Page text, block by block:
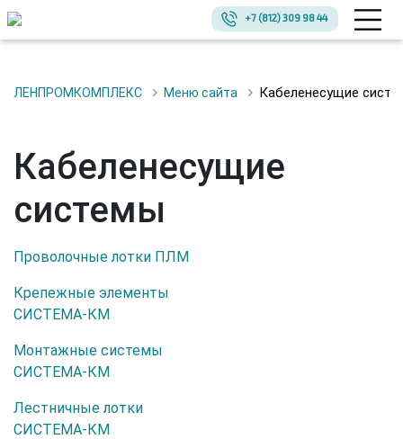
+7 (812) 309 98 44
ЛЕНПРОМКОМПЛЕКС Меню сайта Кабеленесущие
Кабеленесущие
системы
Проволочные лотки ПЛМ
Крепежные элементы
СИСТЕМА-КМ
Монтажные системы
СИСТЕМА-КМ
Лестничные лотки
СИСТЕМА-КМ